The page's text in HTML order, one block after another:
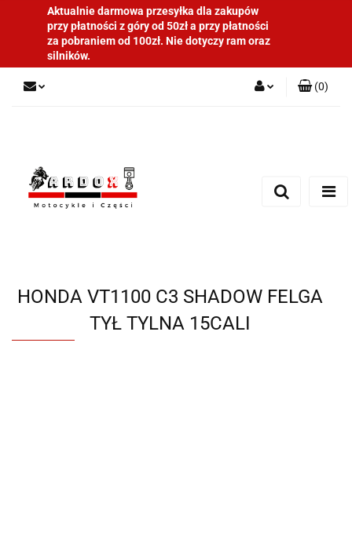
Aktualnie darmowa przesyłka dla zakupów
przy płatności z góry od 50zł a przy płatności
za pobraniem od 100zł. Nie dotyczy ram oraz
silników.
(0)
HONDA VT1100 C3 SHADOW FELGA
TYŁ TYLNA 15CALI